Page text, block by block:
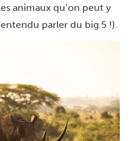
animaux qu’on peut y
parler du big 5 !).